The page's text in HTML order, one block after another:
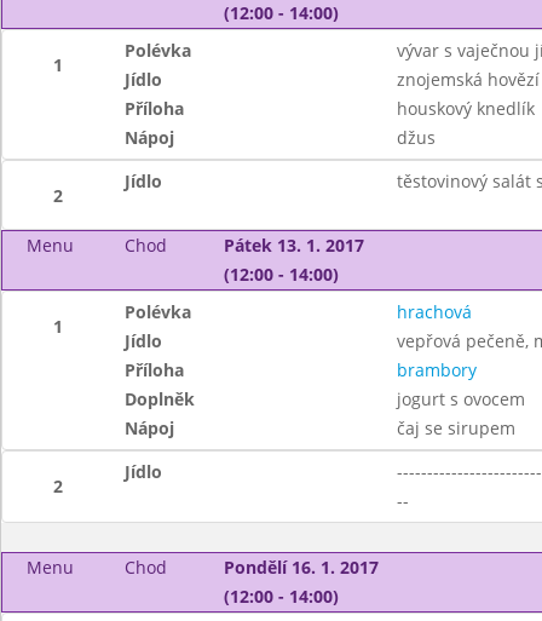
(12:00 - 14:00)
1
Polévka
vývar s vaječnou
Jídlo
znojemská
Příloha
houskový knedlík
Nápoj
džus
2
Jídlo těstovinový salát
Menu Chod
Pátek 13. 1. 2017
(12:00 - 14:00)
1
Polévka
hrachová
Jídlo
vepřová pečeně,
Příloha
brambory
Doplněk
jogurt s ovocem
Nápoj
čaj se sirupem
2
Jídlo
--
Menu Chod
Pondělí 16. 1. 2017
(12:00 - 14:00)